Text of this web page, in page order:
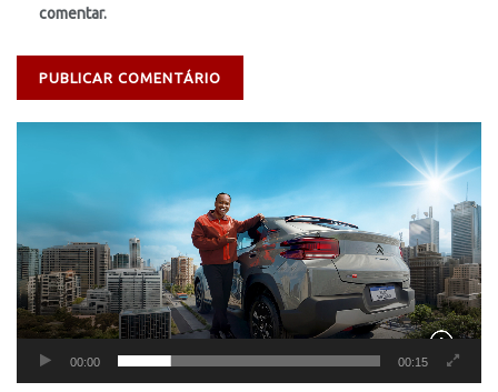
comentar.
00:00 00:15